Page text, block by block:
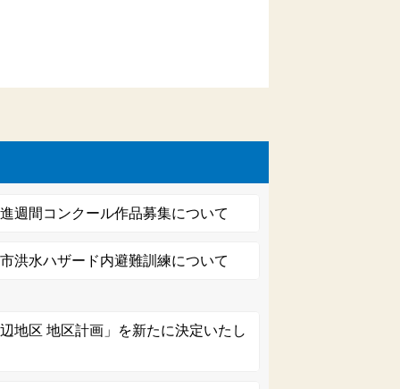
週間コンクール作品募集について
洪水ハザード内避難訓練について
地区 地区計画」を新たに決定いたし